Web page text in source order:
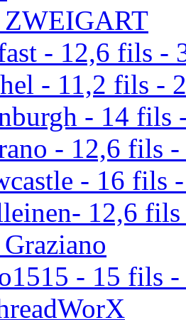
ZWEIGART
- 12,6 fils -
- 11,2 fils -
- 14 fils
- 12,6 fils -
- 16 fils
12,6
- 15 fils -